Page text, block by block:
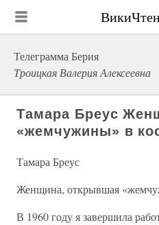
Телеграмма Берия
Троицкая Валерия Алексеевна
Тамара Бреус
«жемчужины» в
Тамара Бреус
Женщина, открывшая
В 1960 году я завершила